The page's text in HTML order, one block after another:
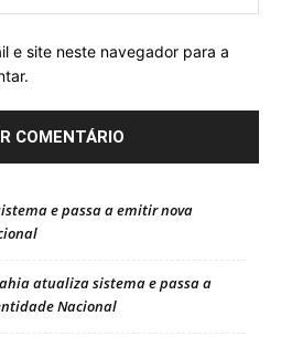
e site neste navegador para a
e passa a emitir nova
atualiza sistema e passa a
Nacional